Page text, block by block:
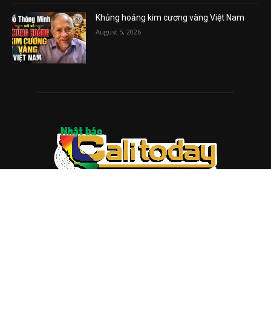
Khủng hoảng kim cương vàng Việt Nam
August 5, 2026